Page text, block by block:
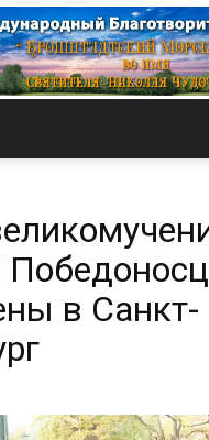
Морской
в Санкт-